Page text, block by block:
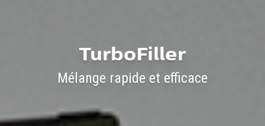
TurboFiller
Mélange rapide et efficace